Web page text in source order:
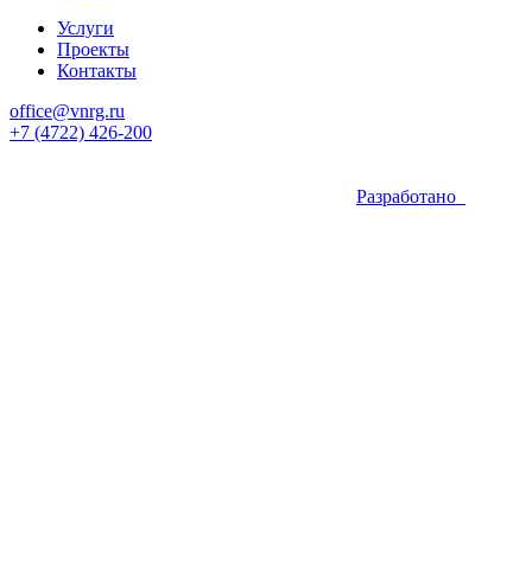
Услуги
Проекты
Контакты
office@vnrg.ru
+7 (4722) 426-200
Разработано